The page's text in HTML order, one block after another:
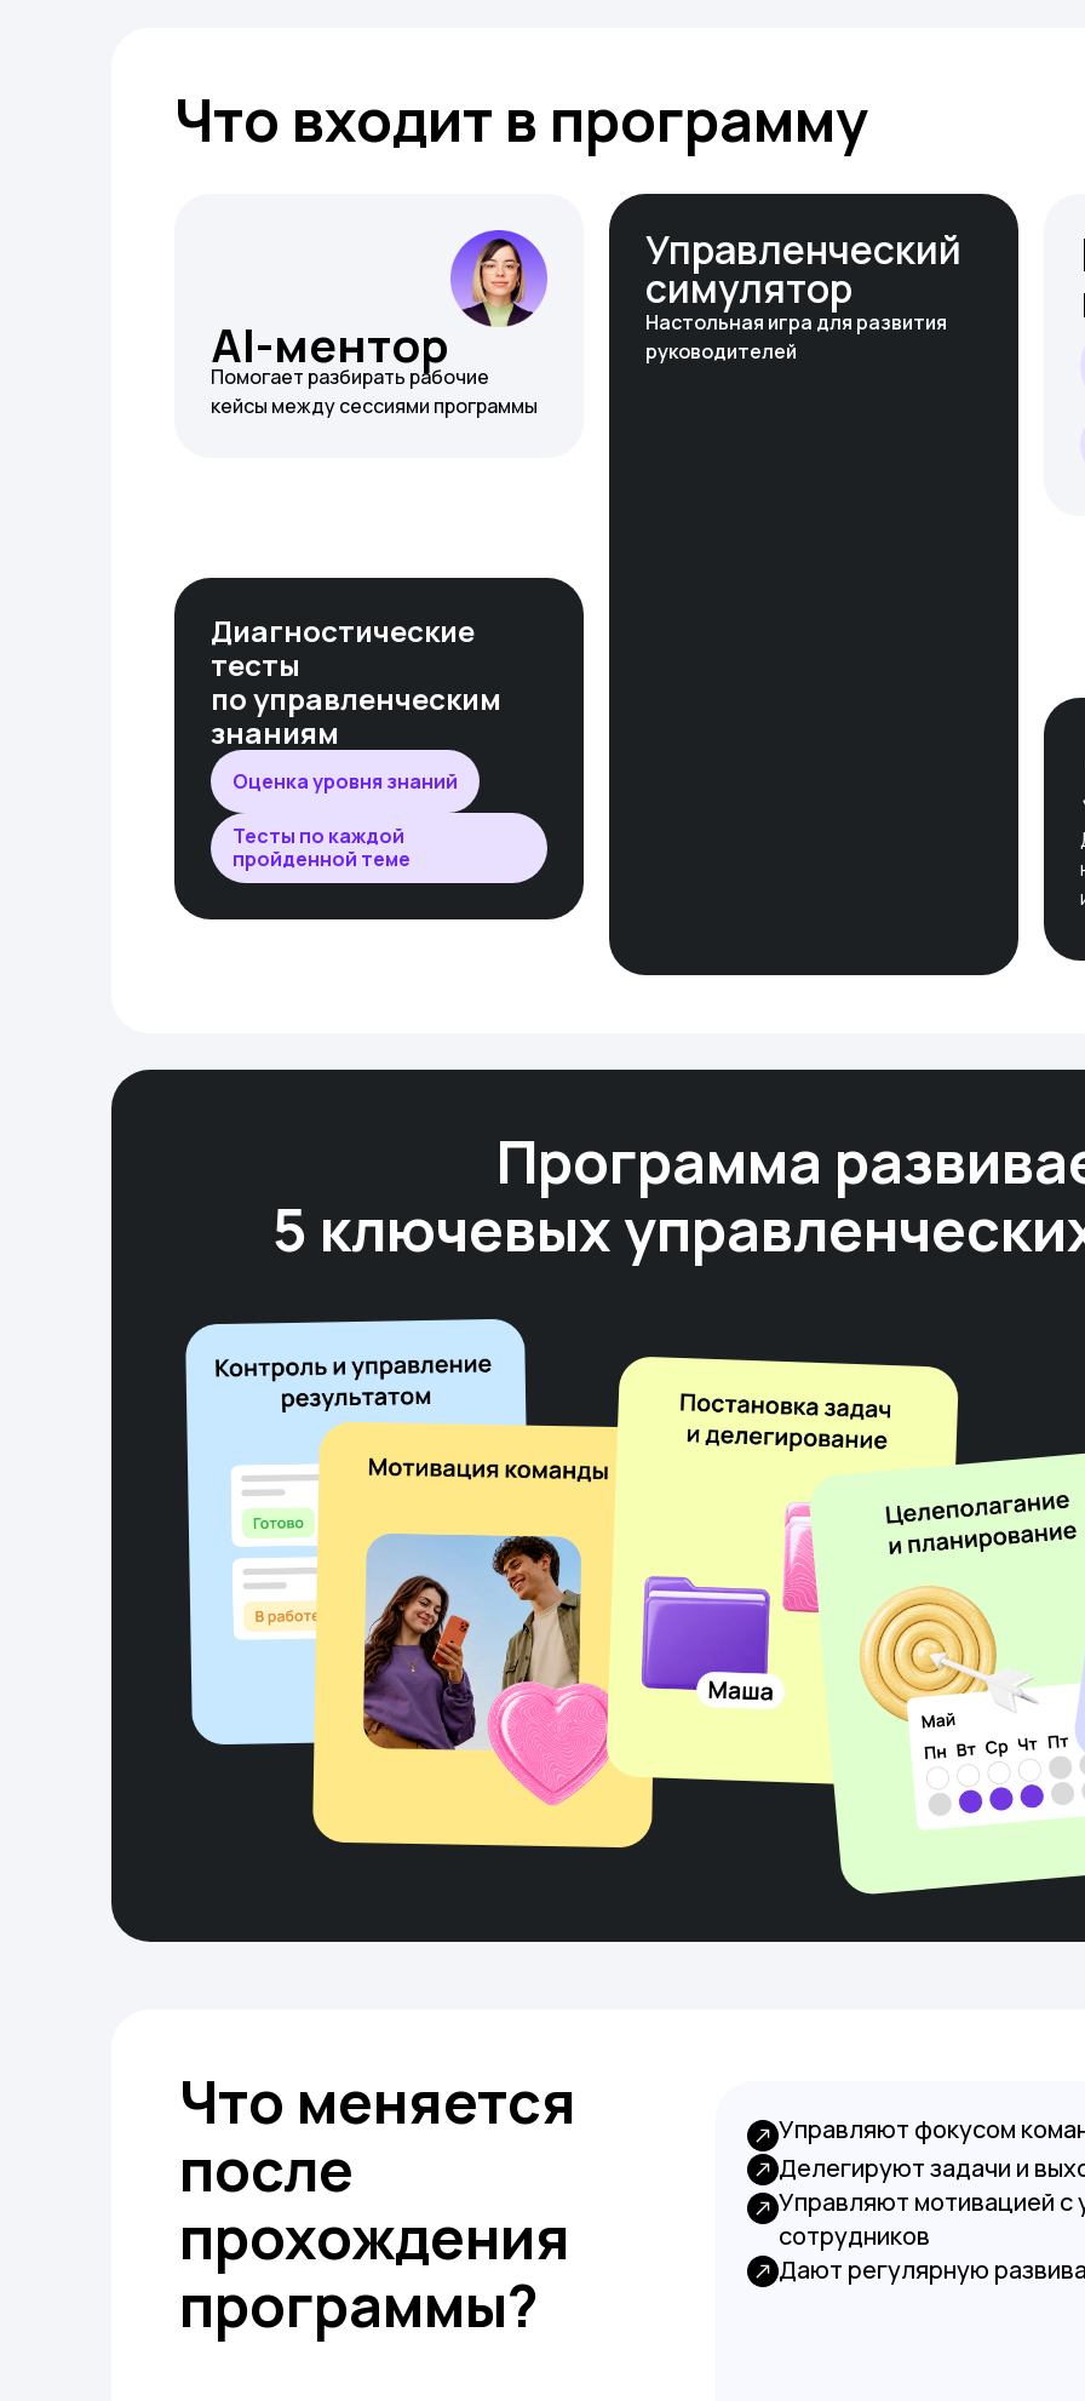
Что входит в программу
AI-ментор
Помогает разбирать рабочие
кейсы между сессиями программы
Диагностические
тесты
по управленческим
знаниям
Оценка уровня знаний
Тесты по каждой
пройденной теме
Управленческий
симулятор
Настольная игра для развития
руководителей
Программа
5 ключевых
Управляют фокусом
Делегируют задачи и
Управляют мотивацией с
сотрудников
Дают регулярную
Что меняется
после
прохождения
программы?